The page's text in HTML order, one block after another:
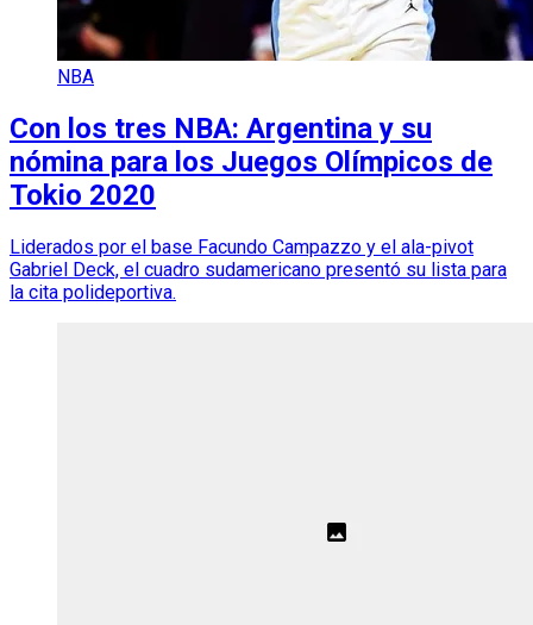
NBA
Con los tres NBA: Argentina y su
nómina para los Juegos Olímpicos de
Tokio 2020
Liderados por el base Facundo Campazzo y el ala-pivot
Gabriel Deck, el cuadro sudamericano presentó su lista para
la cita polideportiva.